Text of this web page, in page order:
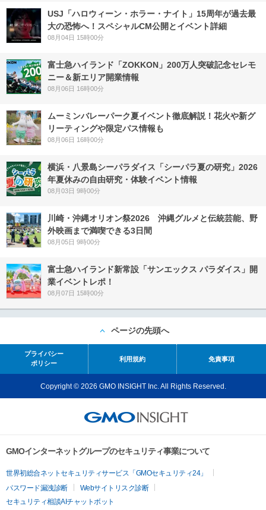
USJ「ハロウィーン・ホラー・ナイト」15周年が過去最
大の恐怖へ！スペシャルCM公開とイベント詳細
08月04日 15時00分
富士急ハイランド「ZOKKON」200万人突破記念セレモ
ニー＆新エリア開業情報
08月06日 16時00分
ムーミンバレーパーク夏イベント徹底解説！花火や新グ
リーティングや限定パス情報も
08月06日 16時00分
横浜・八景島シーパラダイス「シーパラ夏の研究」2026
年夏休みの自由研究・体験イベント情報
08月03日 9時00分
川崎・沖縄オリオン祭2026 沖縄グルメと伝統芸能、野
外映画まで満喫できる3日間
08月05日 9時00分
富士急ハイランド新常設「サンエックス パラダイス」開
業イベントレポ！
08月07日 15時00分
ページの先頭へ
プライバシー
ポリシー
利用規約 免責事項
Copyright © 2026 GMO INSIGHT Inc. All Rights Reserved.
GMOインターネットグループのセキュリティ事業について
世界初総合ネットセキュリティサービス「GMOセキュリティ24」
パスワード漏洩診断
Webサイトリスク診断
セキュリティ相談AIチャットボット